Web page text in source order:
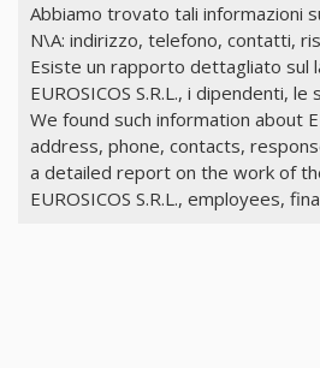
Abbiamo trovato tali informazioni
N\A: indirizzo, telefono, contatti,
Esiste un rapporto dettagliato sul
EUROSICOS S.R.L., i dipendenti,
We found such information about
address, phone, contacts,
a detailed report on the work of
EUROSICOS S.R.L., employees,